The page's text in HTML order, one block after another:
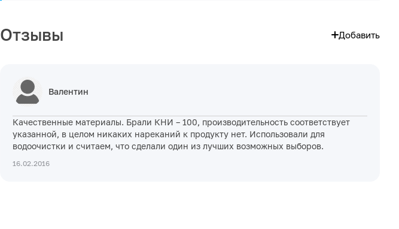
Отзывы Добавить
Валентин
Качественные материалы. Брали КНИ – 100, производительность соответствует
указанной, в целом никаких нареканий к продукту нет. Использовали для
водоочистки и считаем, что сделали один из лучших возможных выборов.
16.02.2016